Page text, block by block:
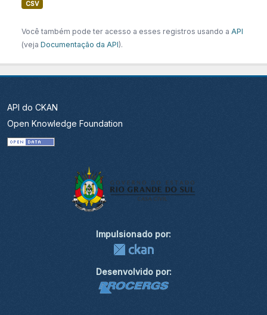
CSV
Você também pode ter acesso a esses registros usando a API
(veja Documentação da API).
API do CKAN
Open Knowledge Foundation
Impulsionado por:
Desenvolvido por: